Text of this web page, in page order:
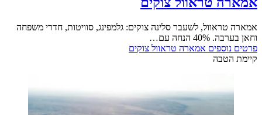
אמארה טראוול, לשעבר סלינה צוקים: גלמפינג, סוויטות, חדרי משפחה
וחאן בערבה. 40% הנחה עם…
פרטים נוספים אמארה טראוול צוקים
קיימת הטבה